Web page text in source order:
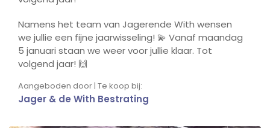
Namens het team van Jagerende With wensen
we jullie een fijne jaarwisseling! 💫 Vanaf maandag
5 januari staan we weer voor jullie klaar. Tot
volgend jaar! 🙌
Aangeboden door | Te koop bij:
Jager & de With Bestrating